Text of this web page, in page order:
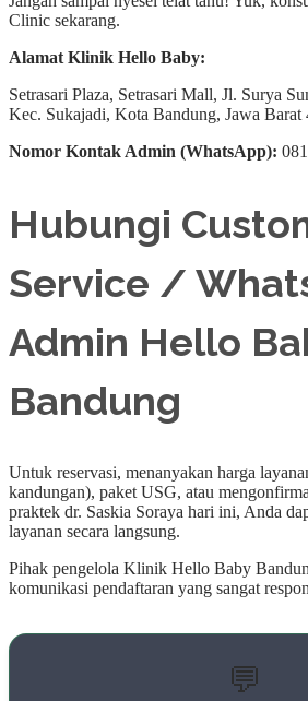
Clinic sekarang.
Alamat Klinik Hello Baby:
Setrasari Plaza, Setrasari Mall, Jl. Surya
Kec. Sukajadi, Kota Bandung, Jawa Barat
Nomor Kontak Admin (WhatsApp):
Hubungi
Service /
Admin Hello
Bandung
Untuk reservasi, menanyakan harga
kandungan), paket USG, atau
praktek dr. Saskia Soraya hari ini, Anda
layanan secara langsung.
Pihak pengelola Klinik Hello Baby
komunikasi pendaftaran yang sangat
💬